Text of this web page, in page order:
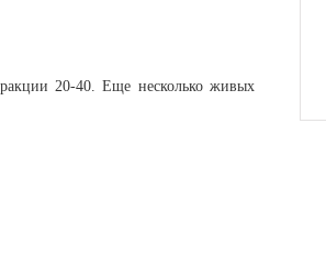
20-40. Еще несколько живых